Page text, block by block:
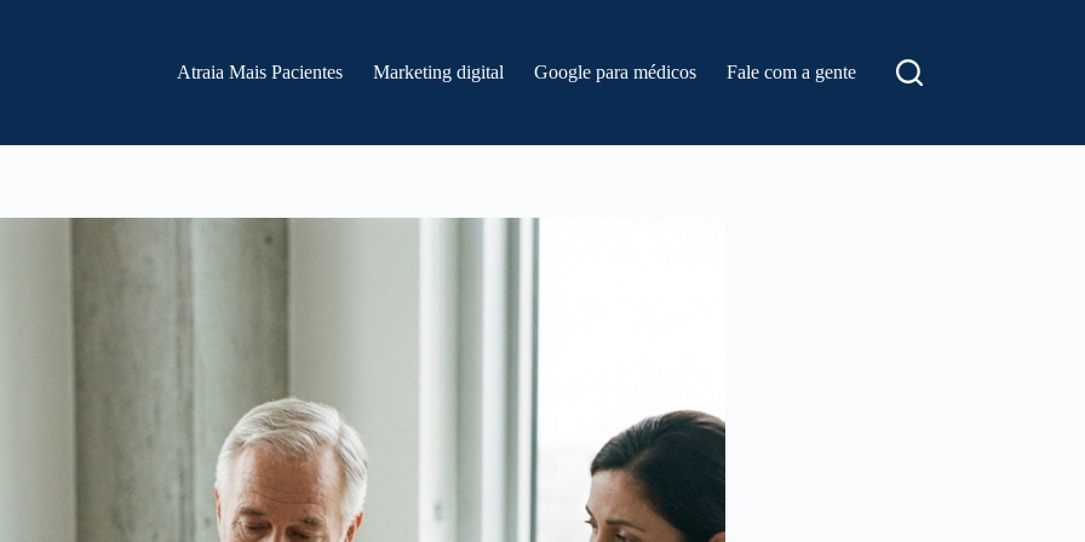
Atraia Mais Pacientes Marketing digital Google para médicos Fale com a gente